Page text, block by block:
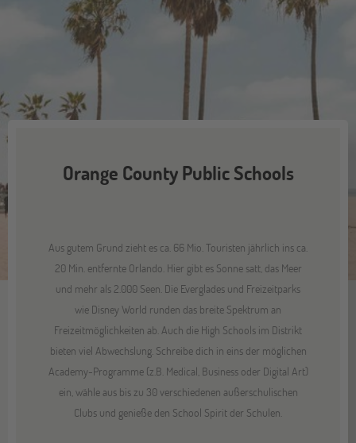
Orange County Public Schools
Aus gutem Grund zieht es ca. 66 Mio. Touristen jährlich ins ca.
20 Min. entfernte Orlando. Hier gibt es Sonne satt, das Meer
und mehr als 2.000 Seen. Die Everglades und Freizeitparks
wie Disney World runden das breite Spektrum an
Freizeitmöglichkeiten ab. Auch die High Schools im Distrikt
bieten viel Abwechslung. Schreibe dich in eins der möglichen
Academy-Programme (z.B. Medical, Business oder Digital Art)
ein, wähle aus bis zu 30 verschiedenen außerschulischen
Clubs und genieße den School Spirit der Schulen.